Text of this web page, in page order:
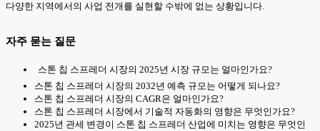
다양한 지역에서의 사업 전개를 실현할 수밖에 없는 상황입니다.
자주 묻는 질문
스톤 칩 스프레더 시장의 2025년 시장 규모는 얼마인가요?
스톤 칩 스프레더 시장의 2032년 예측 규모는 어떻게 되나요?
스톤 칩 스프레더 시장의 CAGR은 얼마인가요?
스톤 칩 스프레더 시장에서 기술적 자동화의 영향은 무엇인가요?
2025년 관세 변경이 스톤 칩 스프레더 산업에 미치는 영향은 무엇인